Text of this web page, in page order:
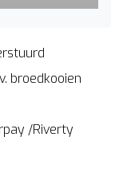
broedkooien
/Riverty